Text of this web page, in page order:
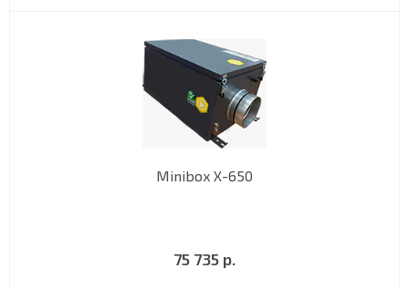
Minibox X-650
75 735 р.